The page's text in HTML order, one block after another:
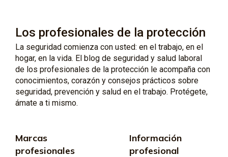
Los profesionales de la protección
La seguridad comienza con usted: en el trabajo, en el
hogar, en la vida. El blog de seguridad y salud laboral
de los profesionales de la protección le acompaña con
conocimientos, corazón y consejos prácticos sobre
seguridad, prevención y salud en el trabajo. Protégete,
ámate a ti mismo.
Marcas
profesionales
Información
profesional